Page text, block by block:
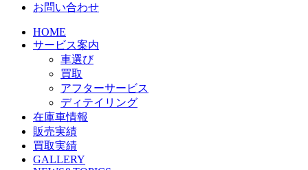
お問い合わせ
HOME
サービス案内
車選び
買取
アフターサービス
ディテイリング
在庫車情報
販売実績
買取実績
GALLERY